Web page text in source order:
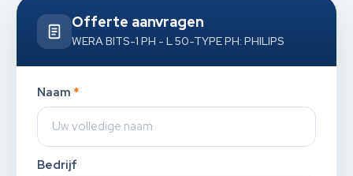
Offerte aanvragen
WERA BITS-1 PH - L 50-TYPE PH: PHILIPS
Naam *
Bedrijf